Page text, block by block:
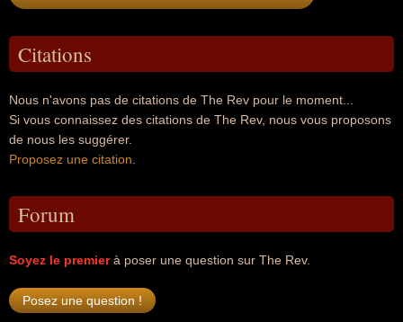
Citations
Nous n'avons pas de citations de The Rev pour le moment...
Si vous connaissez des citations de The Rev, nous vous proposons
de nous les suggérer.
Proposez une citation
Forum
Soyez le premierà poser une question sur The Rev.